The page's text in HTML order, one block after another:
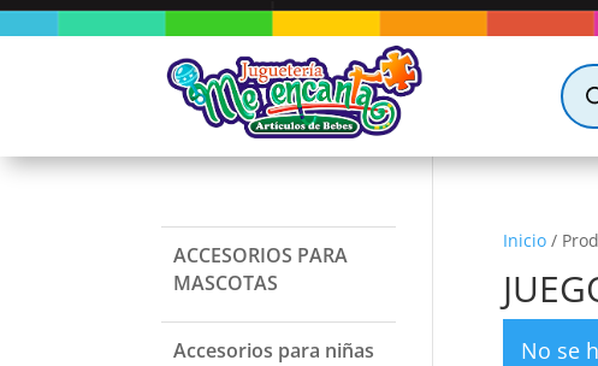
de
Inicio/
No se
ACCESORIOS PARA
MASCOTAS
Accesorios para niñas